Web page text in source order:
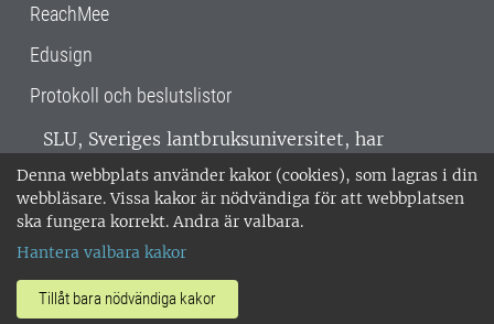
Denna webbplats använder kakor (cookies), som lagras i din
webbläsare. Vissa kakor är nödvändiga för att webbplatsen
ska fungera korrekt. Andra är valbara.
Hantera valbara kakor
Tillåt bara nödvändiga kakor
ReachMee
Edusign
Protokoll och beslutslistor
SLU, Sveriges lantbruksuniversitet, har
verksamhet över hela Sverige. Huvudorter är
Alnarp, Uppsala och Umeå.SLU är
miljöcertifierat enligt ISO 14001. •
018-67 10 00 • Org nr: 202100-2817 •
Om SLU:s webbplatser